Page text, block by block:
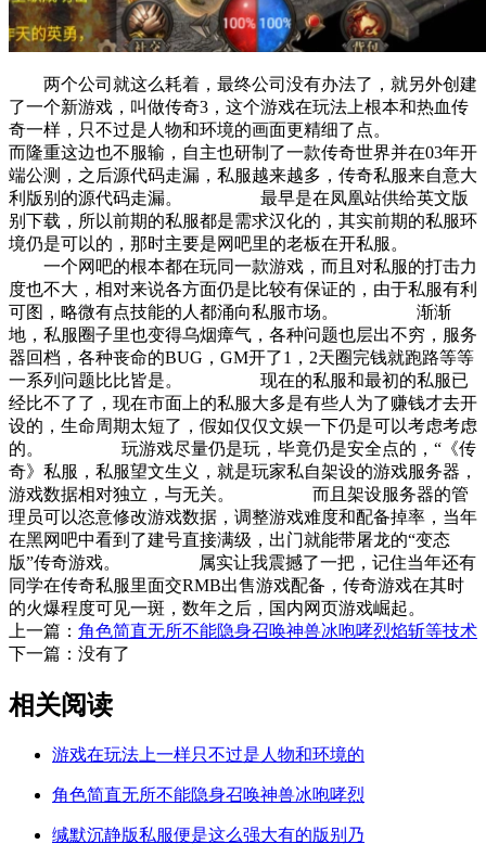
两个公司就这么耗着，最终公司没有办法了，就另外创建
了一个新游戏，叫做传奇3，这个游戏在玩法上根本和热血传
奇一样，只不过是人物和环境的画面更精细了点。
而隆重这边也不服输，自主也研制了一款传奇世界并在03年开
端公测，之后源代码走漏，私服越来越多，传奇私服来自意大
利版别的源代码走漏。 最早是在凤凰站供给英文版
别下载，所以前期的私服都是需求汉化的，其实前期的私服环
境仍是可以的，那时主要是网吧里的老板在开私服。
一个网吧的根本都在玩同一款游戏，而且对私服的打击力
度也不大，相对来说各方面仍是比较有保证的，由于私服有利
可图，略微有点技能的人都涌向私服市场。 渐渐
地，私服圈子里也变得乌烟瘴气，各种问题也层出不穷，服务
器回档，各种丧命的BUG，GM开了1，2天圈完钱就跑路等等
一系列问题比比皆是。 现在的私服和最初的私服已
经比不了了，现在市面上的私服大多是有些人为了赚钱才去开
设的，生命周期太短了，假如仅仅文娱一下仍是可以考虑考虑
的。 玩游戏尽量仍是玩，毕竟仍是安全点的，“《传
奇》私服，私服望文生义，就是玩家私自架设的游戏服务器，
游戏数据相对独立，与无关。 而且架设服务器的管
理员可以恣意修改游戏数据，调整游戏难度和配备掉率，当年
在黑网吧中看到了建号直接满级，出门就能带屠龙的“变态
版”传奇游戏。 属实让我震撼了一把，记住当年还有
同学在传奇私服里面交RMB出售游戏配备，传奇游戏在其时
的火爆程度可见一斑，数年之后，国内网页游戏崛起。
上一篇： 角色简直无所不能隐身召唤神兽冰咆哮烈焰斩等技术
下一篇：没有了
相关阅读
游戏在玩法上一样只不过是人物和环境的
角色简直无所不能隐身召唤神兽冰咆哮烈
缄默沉静版私服便是这么强大有的版别乃